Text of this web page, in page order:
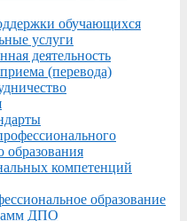
обучающихся
услуги
деятельность
(перевода)
образования
компетенций
образование
ДПО